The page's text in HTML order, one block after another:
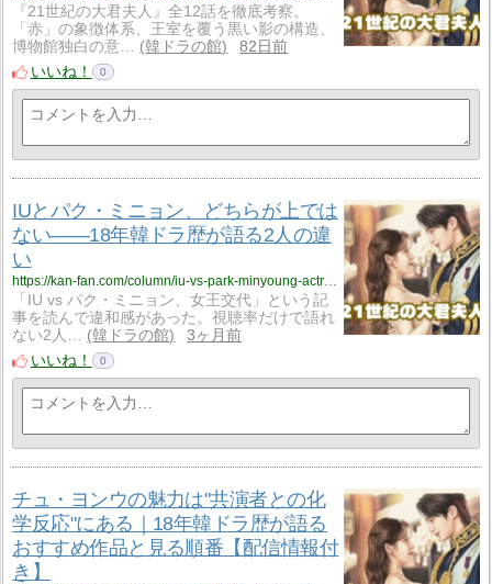
『21世紀の大君夫人』全12話を徹底考察。
「赤」の象徴体系、王室を覆う黒い影の構造、
博物館独白の意…
韓ドラの館
82日前
いいね！
0
IUとパク・ミニョン、どちらが上では
ない——18年韓ドラ歴が語る2人の違
い
「IU vs パク・ミニョン、女王交代」という記
事を読んで違和感があった。視聴率だけで語れ
ない2人…
韓ドラの館
3ヶ月前
いいね！
0
チュ・ヨンウの魅力は"共演者との化
学反応"にある｜18年韓ドラ歴が語る
おすすめ作品と見る順番【配信情報付
き】